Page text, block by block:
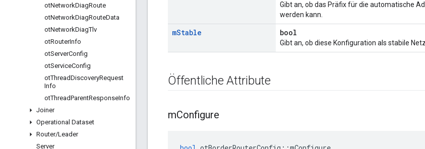
otNetworkDiagRoute
otNetworkDiagRouteData
otNetworkDiagTlv
otRouterInfo
otServerConfig
otServiceConfig
otThreadDiscoveryRequest
Info
otThreadParentResponseInfo
Joiner
Operational Dataset
Router/Leader
Server
Gibt an, ob das Präfix für die automatische
werden kann.
mStable bool
Gibt an, ob diese Konfiguration als stabile
Öffentliche Attribute
mConfigure